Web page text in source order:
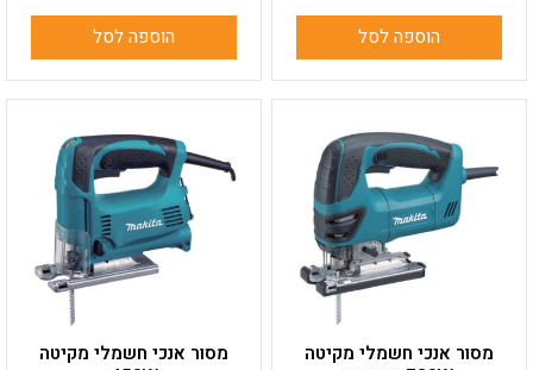
הוספה לסל הוספה לסל
מסור אנכי חשמלי מקיטה
מסור אנכי חשמלי מקיטה